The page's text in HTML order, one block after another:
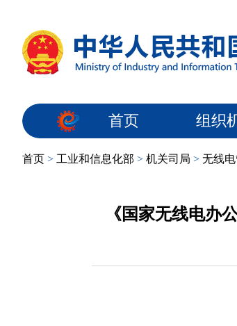
首页 组织
首页 > 工业和信息化部 > 机关司局 > 无线电
《国家无线电办